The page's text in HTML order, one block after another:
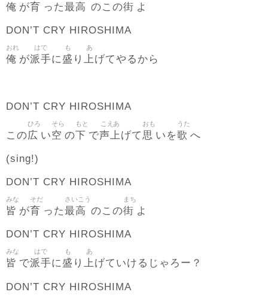
俺 が育 った最高 のこの街 よ
DON’T CRY HIROSHIMA
俺
おれ
が派手
はで
に盛
も
り 上
あ
げてやるから
DON’T CRY HIROSHIMA
この広
ひろ
い空
そら
の下
もと
で声上
こえあ
げて 思
おも
いを歌
うた
へ
(sing!)
DON’T CRY HIROSHIMA
皆
みな
が育
そだ
った最高
さいこう
のこの街
まち
よ
DON’T CRY HIROSHIMA
皆
みな
で派手
はで
に盛
も
り 上
あ
げていけるじゃろー？
DON’T CRY HIROSHIMA